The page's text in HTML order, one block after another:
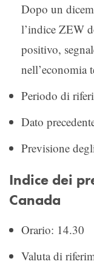
Dopo un
l’indice ZEW
positivo,
nell’economia
Periodo di
Dato
Previsione
Indice dei
Canada
Orario: 14.30
Valuta di